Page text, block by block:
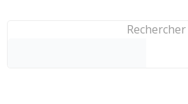
Rechercher